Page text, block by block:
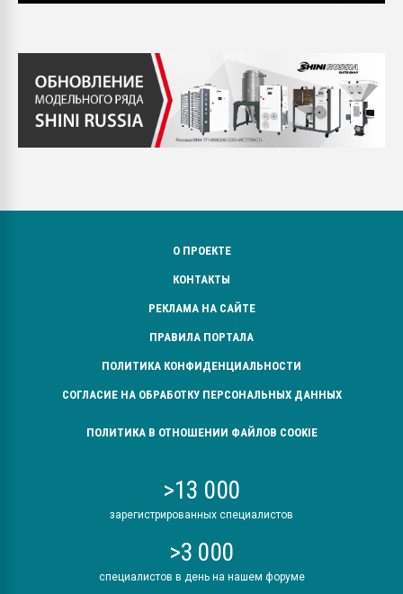
О ПРОЕКТЕ
КОНТАКТЫ
РЕКЛАМА НА САЙТЕ
ПРАВИЛА ПОРТАЛА
ПОЛИТИКА КОНФИДЕНЦИАЛЬНОСТИ
СОГЛАСИЕ НА ОБРАБОТКУ ПЕРСОНАЛЬНЫХ ДАННЫХ
ПОЛИТИКА В ОТНОШЕНИИ ФАЙЛОВ COOKIE
>13 000
зарегистрированных специалистов
>3 000
специалистов в день на нашем форуме